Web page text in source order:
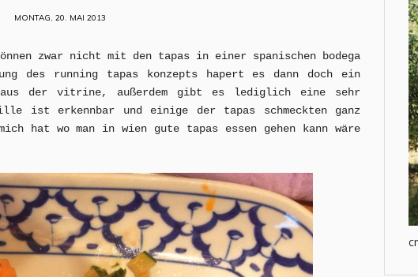
MONTAG, 20. MAI 2013
zwar nicht mit den tapas in einer spanischen bodega
des running tapas konzepts hapert es dann doch ein
aus der vitrine, außerdem gibt es lediglich eine sehr
ist erkennbar und einige der tapas schmeckten ganz
hat wo man in wien gute tapas essen gehen kann wäre